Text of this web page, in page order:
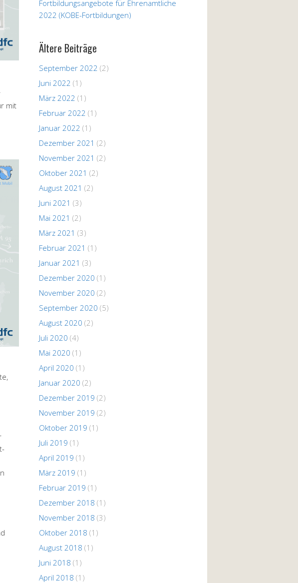
mit
Fortbildungsangebote für Ehrenamtliche
2022 (KOBE-Fortbildungen)
Ältere Beiträge
September 2022 (2)
Juni 2022 (1)
März 2022 (1)
Februar 2022 (1)
Januar 2022 (1)
Dezember 2021 (2)
November 2021 (2)
Oktober 2021 (2)
August 2021 (2)
Juni 2021 (3)
Mai 2021 (2)
März 2021 (3)
Februar 2021 (1)
Januar 2021 (3)
Dezember 2020 (1)
November 2020 (2)
September 2020 (5)
August 2020 (2)
Juli 2020 (4)
Mai 2020 (1)
April 2020 (1)
Januar 2020 (2)
Dezember 2019 (2)
November 2019 (2)
Oktober 2019 (1)
Juli 2019 (1)
April 2019 (1)
März 2019 (1)
Februar 2019 (1)
Dezember 2018 (1)
November 2018 (3)
Oktober 2018 (1)
August 2018 (1)
Juni 2018 (1)
April 2018 (1)